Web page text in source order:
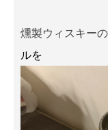
燻製ウィスキー
ルを